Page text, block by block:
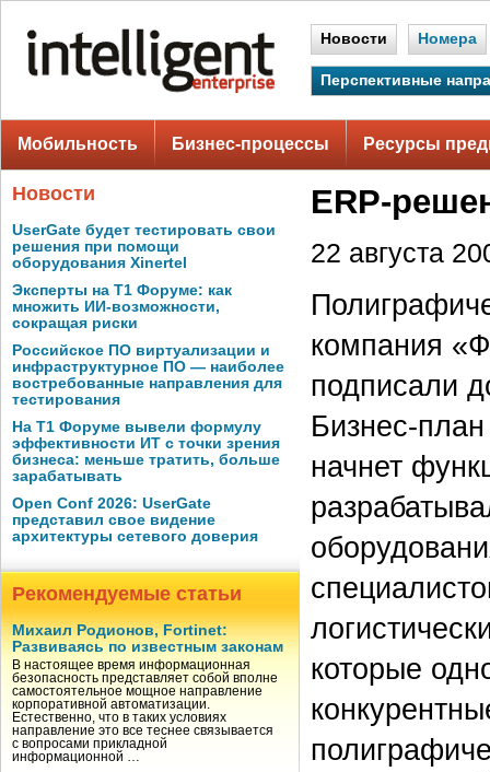
Новости Номера
Перспективные
Мобильность Бизнес-процессы Ресурсы
Новости
UserGate будет тестировать свои
решения при помощи
оборудования Xinertel
Эксперты на Т1 Форуме: как
множить ИИ-возможности,
сокращая риски
Российское ПО виртуализации и
инфраструктурное ПО — наиболее
востребованные направления для
тестирования
На Т1 Форуме вывели формулу
эффективности ИТ с точки зрения
бизнеса: меньше тратить, больше
зарабатывать
Open Conf 2026: UserGate
представил свое видение
архитектуры сетевого доверия
Рекомендуемые статьи
Михаил Родионов, Fortinet:
Развиваясь по известным законам
В настоящее время информационная
безопасность представляет собой вполне
самостоятельное мощное направление
корпоративной автоматизации.
Естественно, что в таких условиях
направление это все теснее связывается
с вопросами прикладной
информационной …
ERP-
22 августа
компания
подписали
Бизнес-
начнет
которые